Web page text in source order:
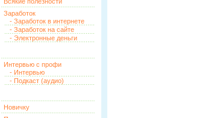
Заработок
- Заработок в интернете
- Заработок на сайте
- Электронные деньги
Интервью с профи
- Интервью
- Подкаст (аудио)
Новичку